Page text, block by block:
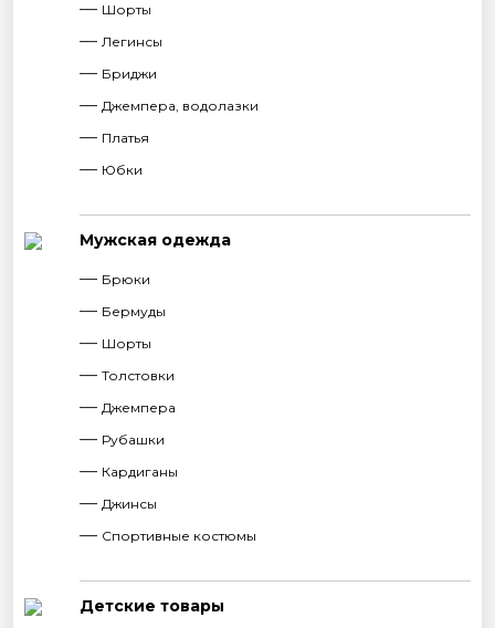
Шорты
Легинсы
Бриджи
Джемпера, водолазки
Платья
Юбки
Мужская одежда
Брюки
Бермуды
Шорты
Толстовки
Джемпера
Рубашки
Кардиганы
Джинсы
Спортивные костюмы
Детские товары